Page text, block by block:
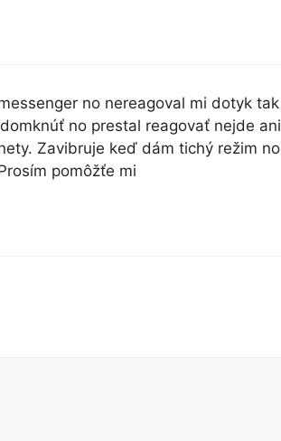
no nereagoval mi dotyk tak
no prestal reagovať nejde ani
Zavibruje keď dám tichý režim no
pomôžťe mi